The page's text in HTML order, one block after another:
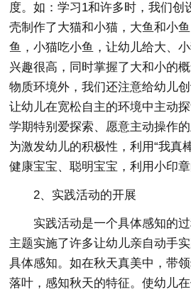
度。如：学习1和许多时，我们创
壳制作了大猫和小猫，大鱼和小
鱼，小猫吃小鱼，让幼儿给大、
兴趣很高，同时掌握了大和小的
物质环境外，我们还注意给幼儿
让幼儿在宽松自主的环境中主动
学期特别爱探索、愿意主动操作
为激发幼儿的积极性，利用“我真
健康宝宝、聪明宝宝，利用小印章
2、实践活动的开展
实践活动是一个具体感知的
主题实施了许多让幼儿亲自动手
具体感知。如在秋天真美中，带
落叶，感知秋天的特征。使幼儿